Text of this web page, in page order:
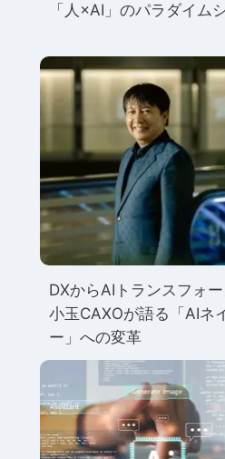
「人×AI」のパラダイム
DXからAIトランスフォ
小玉CAXOが語る「AIネ
ー」への変革